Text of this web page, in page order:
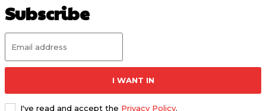
Subscribe
I WANT IN
I've read and accept the Privacy Policy.